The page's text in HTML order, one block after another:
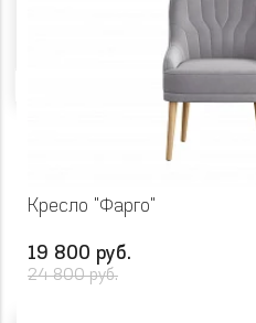
Кресло "Фарго"
19 800 руб.
24 800 руб.